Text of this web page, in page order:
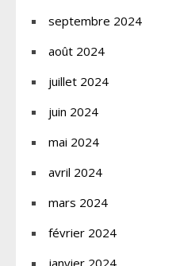
septembre 2024
août 2024
juillet 2024
juin 2024
mai 2024
avril 2024
mars 2024
février 2024